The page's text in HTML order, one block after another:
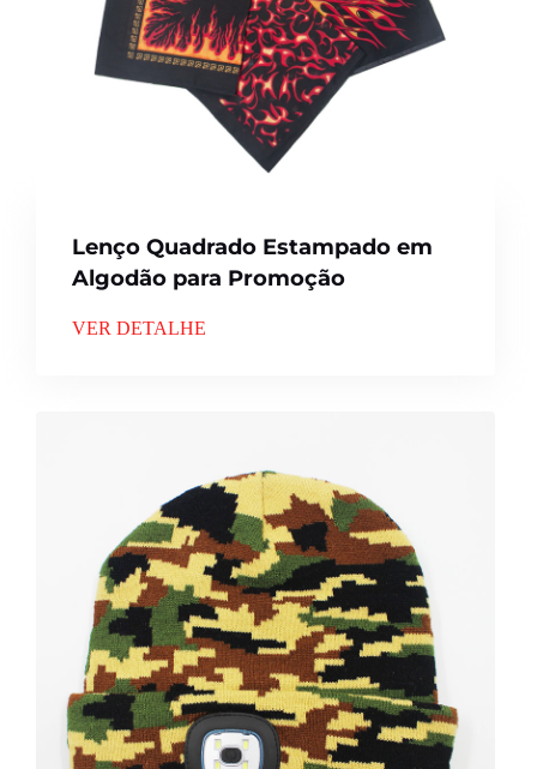
Lenço Quadrado Estampado em
Algodão para Promoção
VER DETALHE